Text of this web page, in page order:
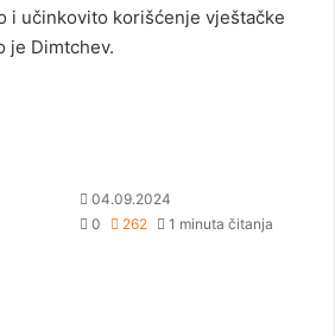
i učinkovito korišćenje vještačke
je Dimtchev.
04.09.2024
0
262 1 minuta čitanja